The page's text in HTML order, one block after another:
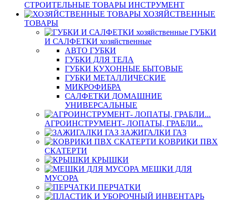
СТРОИТЕЛЬНЫЕ ТОВАРЫ ИНСТРУМЕНТ
ХОЗЯЙСТВЕННЫЕ
ТОВАРЫ
ГУБКИ
И САЛФЕТКИ хозяйственные
АВТО ГУБКИ
ГУБКИ ДЛЯ ТЕЛА
ГУБКИ КУХОННЫЕ БЫТОВЫЕ
ГУБКИ МЕТАЛЛИЧЕСКИЕ
МИКРОФИБРА
САЛФЕТКИ ДОМАШНИЕ
УНИВЕРСАЛЬНЫЕ
АГРОИНСТРУМЕНТ- ЛОПАТЫ, ГРАБЛИ...
ЗАЖИГАЛКИ ГАЗ
КОВРИКИ ПВХ
СКАТЕРТИ
КРЫШКИ
МЕШКИ ДЛЯ
МУСОРА
ПЕРЧАТКИ